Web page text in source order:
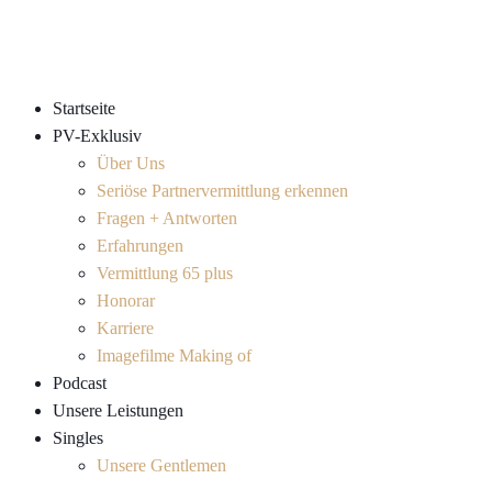
Startseite
PV-Exklusiv
Über Uns
Seriöse Partnervermittlung erkennen
Fragen + Antworten
Erfahrungen
Vermittlung 65 plus
Honorar
Karriere
Imagefilme Making of
Podcast
Unsere Leistungen
Singles
Unsere Gentlemen